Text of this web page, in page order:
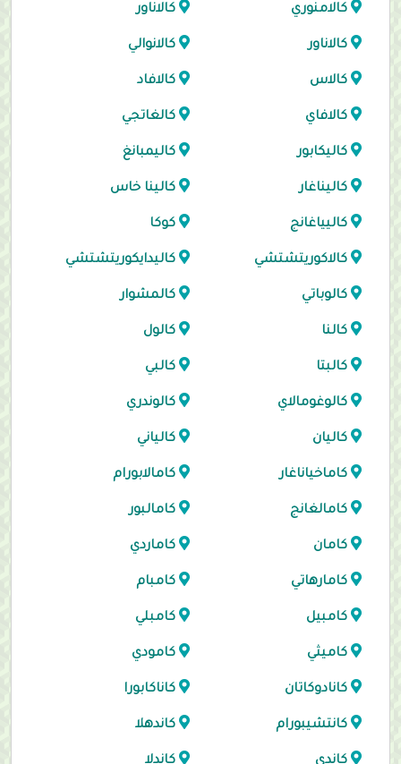
كالامنوري كالاناور
كالاناور كالانوالي
كالاس كالافاد
كالافاي كالغاتجي
كاليكابور كاليمبانغ
كاليناغار كالينا خاس
كاليياغانج كوكا
كالاكوريتشتشي كاليدايكوريتشتشي
كالوباتي كالمشوار
كالنا كالول
كالبتا كالبي
كالوغومالاي كالوندري
كاليان كالياني
كاماخياناغار كامالابورام
كامالغانج كامالبور
كامان كاماردي
كامارهاتي كامبام
كامبيل كامبلي
كاميثي كامودي
كانادوكاتان كاناكابورا
كانتشيبورام كاندهلا